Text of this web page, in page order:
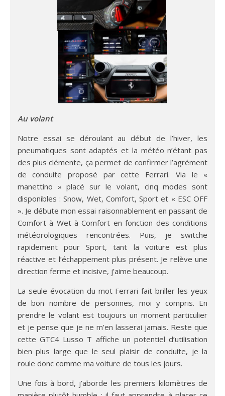
Au volant
Notre essai se déroulant au début de l’hiver, les
pneumatiques sont adaptés et la météo n’étant pas
des plus clémente, ça permet de confirmer l’agrément
de conduite proposé par cette Ferrari. Via le «
manettino » placé sur le volant, cinq modes sont
disponibles : Snow, Wet, Comfort, Sport et « ESC OFF
». Je débute mon essai raisonnablement en passant de
Comfort à Wet à Comfort en fonction des conditions
météorologiques rencontrées. Puis, je switche
rapidement pour Sport, tant la voiture est plus
réactive et l’échappement plus présent. Je relève une
direction ferme et incisive, j’aime beaucoup.
La seule évocation du mot Ferrari fait briller les yeux
de bon nombre de personnes, moi y compris. En
prendre le volant est toujours un moment particulier
et je pense que je ne m’en lasserai jamais. Reste que
cette GTC4 Lusso T affiche un potentiel d’utilisation
bien plus large que le seul plaisir de conduite, je la
roule donc comme ma voiture de tous les jours.
Une fois à bord, j’aborde les premiers kilomètres de